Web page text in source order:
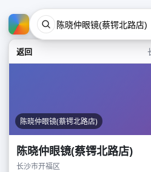
返回
陈晓仲眼镜(蔡锷北路店)
陈晓仲眼镜(蔡锷北路店)
长沙市开福区